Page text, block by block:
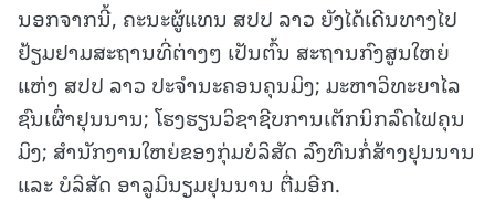
ນອກຈາກນີ້, ຄະນະຜູ້ແທນ ສປປ ລາວ ຍັງໄດ້ເດີນທາງໄປ
ຢ້ຽມຢາມສະຖານທີ່ຕ່າງໆ ເປັນຕົ້ນ ສະຖານກົງສູນໃຫຍ່
ແຫ່ງ ສປປ ລາວ ປະຈຳນະຄອນຄຸນມິງ; ມະຫາວິທະຍາໄລ
ຊົນເຜົ່າຢຸນນານ; ໂຮງຮຽນວິຊາຊີບການເຕັກນິກລົດໄຟຄຸນ
ມິງ; ສໍານັກງານໃຫຍ່ຂອງກຸ່ມບໍລິສັດ ລົງທຶນກໍ່ສ້າງຢຸນນານ
ແລະ ບໍລິສັດ ອາລູມິນຽມຢຸນນານ ຕື່ມອີກ.